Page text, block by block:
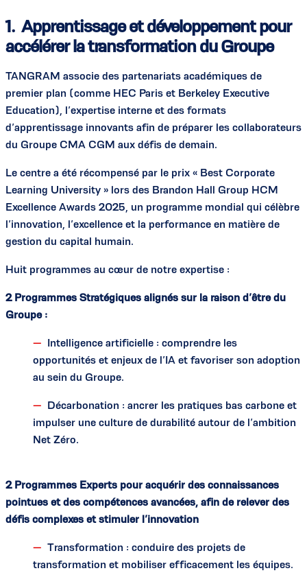
1. Apprentissage et développement pour
accélérer la transformation du Groupe
TANGRAM associe des partenariats académiques de
premier plan (comme HEC Paris et Berkeley Executive
Education), l’expertise interne et des formats
d’apprentissage innovants afin de préparer les collaborateurs
du Groupe CMA CGM aux défis de demain.
Le centre a été récompensé par le prix « Best Corporate
Learning University » lors des Brandon Hall Group HCM
Excellence Awards 2025, un programme mondial qui célèbre
l’innovation, l’excellence et la performance en matière de
gestion du capital humain.
Huit programmes au cœur de notre expertise :
2 Programmes Stratégiques alignés sur la raison d’être du
Groupe :
Intelligence artificielle : comprendre les
opportunités et enjeux de l’IA et favoriser son adoption
au sein du Groupe.
Décarbonation : ancrer les pratiques bas carbone et
impulser une culture de durabilité autour de l’ambition
Net Zéro.
2 Programmes Experts pour acquérir des connaissances
pointues et des compétences avancées, afin de relever des
défis complexes et stimuler l’innovation
Transformation : conduire des projets de
transformation et mobiliser efficacement les équipes.